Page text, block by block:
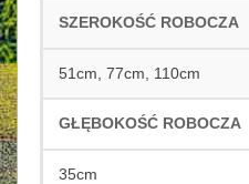
SZEROKOŚĆ ROBOCZA
51cm, 77cm, 110cm
GŁĘBOKOŚĆ ROBOCZA
35cm